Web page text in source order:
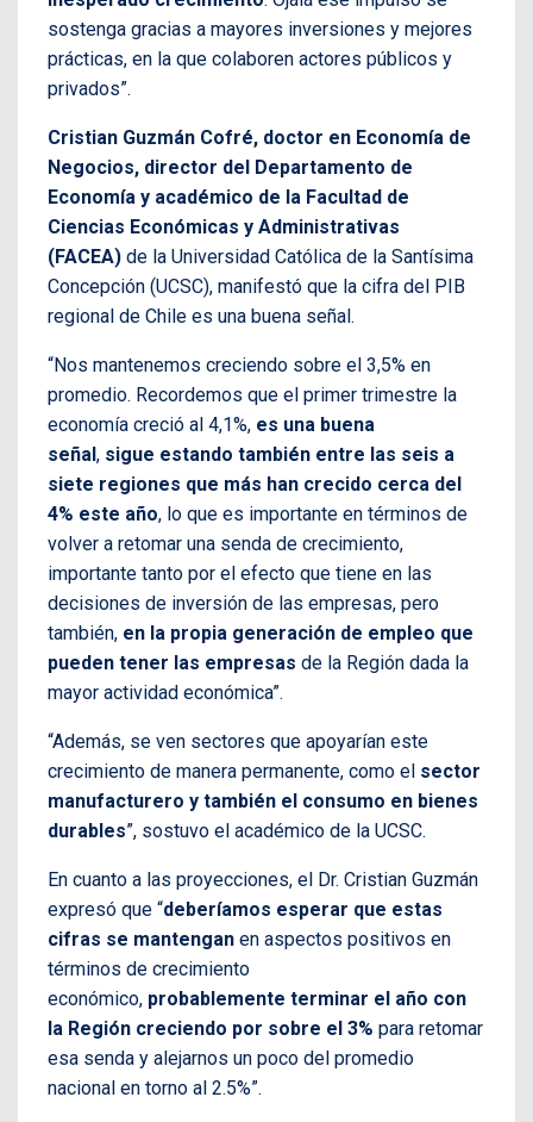
sostenga gracias a mayores inversiones y mejores
prácticas, en la que colaboren actores públicos y
privados”.
Cristian Guzmán Cofré, doctor en Economía de
Negocios, director del Departamento de
Economía y académico de la Facultad de
Ciencias Económicas y Administrativas
(FACEA) de la Universidad Católica de la Santísima
Concepción (UCSC), manifestó que la cifra del PIB
regional de Chile es una buena señal.
“Nos mantenemos creciendo sobre el 3,5% en
promedio. Recordemos que el primer trimestre la
economía creció al 4,1%, es una buena
señal , sigue estando también entre las seis a
siete regiones que más han crecido cerca del
4% este año, lo que es importante en términos de
volver a retomar una senda de crecimiento,
importante tanto por el efecto que tiene en las
decisiones de inversión de las empresas, pero
también, en la propia generación de empleo que
pueden tener las empresas de la Región dada la
mayor actividad económica”.
“Además, se ven sectores que apoyarían este
crecimiento de manera permanente, como el sector
manufacturero y también el consumo en bienes
durables”, sostuvo el académico de la UCSC.
En cuanto a las proyecciones, el Dr. Cristian Guzmán
expresó que “deberíamos esperar que estas
cifras se mantengan en aspectos positivos en
términos de crecimiento
económico, probablemente terminar el año con
la Región creciendo por sobre el 3% para retomar
esa senda y alejarnos un poco del promedio
nacional en torno al 2.5%”.